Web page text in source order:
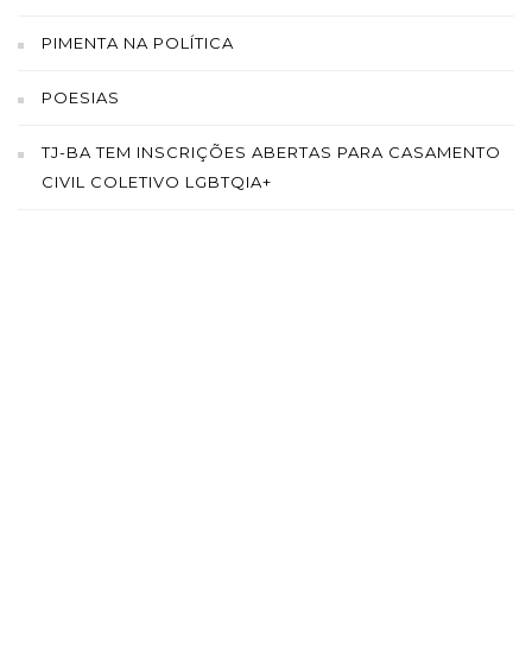
PIMENTA NA POLÍTICA
POESIAS
TJ-BA TEM INSCRIÇÕES ABERTAS PARA CASAMENTO
CIVIL COLETIVO LGBTQIA+